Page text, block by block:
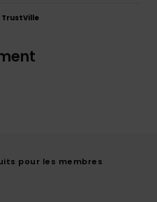
TrustVille
pour les membres